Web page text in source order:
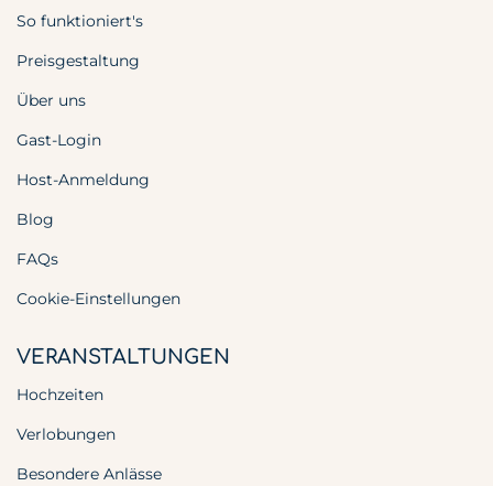
So funktioniert's
Preisgestaltung
Über uns
Gast-Login
Host-Anmeldung
Blog
FAQs
Cookie-Einstellungen
VERANSTALTUNGEN
Hochzeiten
Verlobungen
Besondere Anlässe